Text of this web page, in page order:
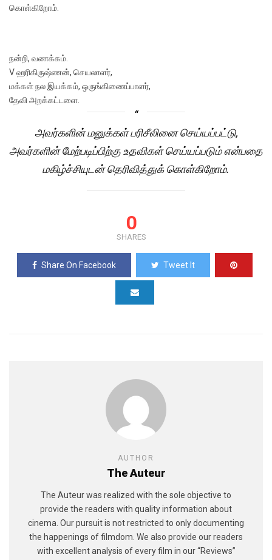
கொள்கிறோம்.
நன்றி, வணக்கம்.
V ஹரிகிருஷ்ணன், செயலாளர்,
மக்கள் நல இயக்கம், ஒருங்கிணைப்பாளர்,
தேவி அறக்கட்டளை.
அவர்களின் மனுக்கள் பரிசீலினை செய்யப்பட்டு,
அவர்களின் மேற்படிப்பிற்கு உதவிகள் செய்யப்படும் என்பதை
மகிழ்ச்சியுடன் தெரிவித்துக் கொள்கிறோம்.
0
SHARES
Share On Facebook Tweet It
AUTHOR
The Auteur
The Auteur was realized with the sole objective to
provide the readers with quality information about
cinema. Our pursuit is not restricted to only documenting
the happenings of filmdom. We also provide our readers
with excellent analysis of every film in our “Reviews”